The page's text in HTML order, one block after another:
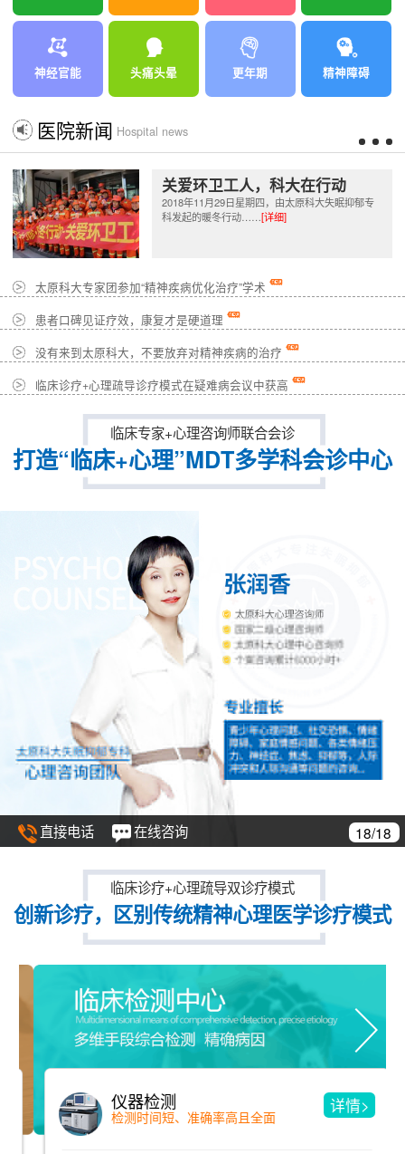
神经官能 头痛头晕 更年期 精神障碍
医院新闻 Hospital news
关爱环卫工人，科大在行动
2018年11月29日星期四，由太原科大失眠抑郁专
科发起的暖冬行动……[详细]
太原科大专家团参加“精神疾病优化治疗”学术
患者口碑见证疗效，康复才是硬道理
没有来到太原科大，不要放弃对精神疾病的治疗
临床诊疗+心理疏导诊疗模式在疑难病会议中获高
临床专家+心理咨询师联合会诊
打造“临床+心理”MDT多学科会诊中心
直接电话 在线咨询 18/18
临床诊疗+心理疏导双诊疗模式
创新诊疗，区别传统精神心理医学诊疗模式
仪器检测
检测时间短、准确率高且全面
详情>